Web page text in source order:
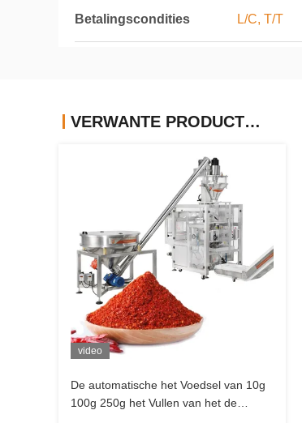
Betalingscondities L/C, T/T
VERWANTE PRODUCTEN
video
De automatische het Voedsel van 10g
100g 250g het Vullen van het de